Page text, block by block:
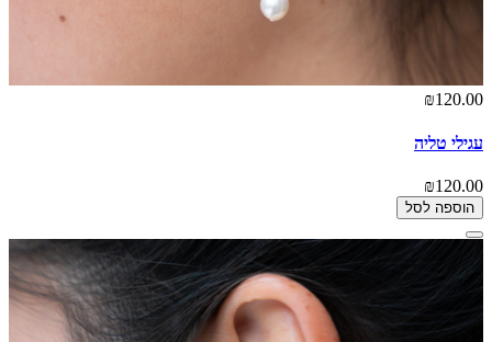
₪120.00
עגילי טליה
₪120.00
הוספה לסל